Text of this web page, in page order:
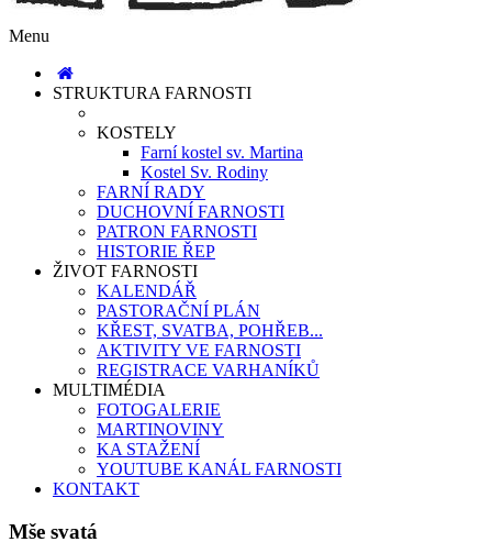
Menu
STRUKTURA FARNOSTI
KOSTELY
Farní kostel sv. Martina
Kostel Sv. Rodiny
FARNÍ RADY
DUCHOVNÍ FARNOSTI
PATRON FARNOSTI
HISTORIE ŘEP
ŽIVOT FARNOSTI
KALENDÁŘ
PASTORAČNÍ PLÁN
KŘEST, SVATBA, POHŘEB...
AKTIVITY VE FARNOSTI
REGISTRACE VARHANÍKŮ
MULTIMÉDIA
FOTOGALERIE
MARTINOVINY
KA STAŽENÍ
YOUTUBE KANÁL FARNOSTI
KONTAKT
Mše svatá